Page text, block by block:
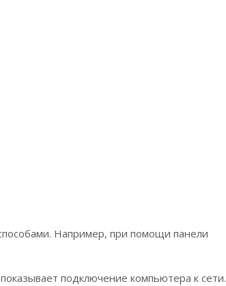
Например, при помощи панели
подключение компьютера к сети.